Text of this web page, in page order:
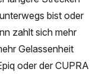
bist oder
zahlt sich mehr
Gelassenheit
oder der CUPRA